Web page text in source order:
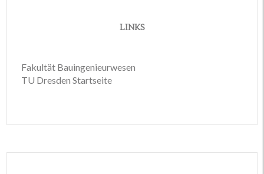
LINKS
Fakultät Bauingenieurwesen
TU Dresden Startseite